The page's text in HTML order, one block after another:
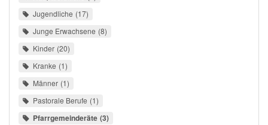
Jugendliche 17
Junge Erwachsene 8
Kinder 20
Kranke 1
Männer 1
Pastorale Berufe 1
Pfarrgemeinderäte 3